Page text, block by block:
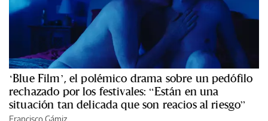
‘Blue Film’, el polémico drama sobre un pedófilo
rechazado por los festivales: “Están en una
situación tan delicada que son reacios al riesgo”